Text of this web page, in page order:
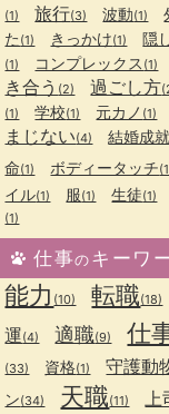
(1) 旅行(3) 波動(1)
た (1) きっかけ(1) 隠
(1) コンプレックス (1)
き合う (2) 過ごし方
(1) 学校(1) 元カノ (1)
まじない(4) 結婚成就
命(1) ボディータッチ
イル(1) 服(1) 生徒(1)
(1)
仕事のキーワ
能力 (10) 転職(18)
運(4) 適職(9) 仕
(33) 資格(1) 守護動
ン(34) 天職(11) 上